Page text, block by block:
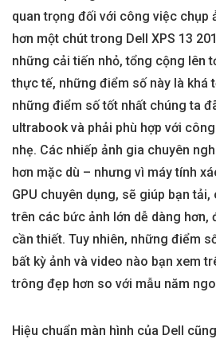
quan trọng đối với công việc chụp
hơn một chút trong Dell XPS 13
những cải tiến nhỏ, tổng cộng lên
thực tế, những điểm số này là khá
những điểm số tốt nhất chúng ta
ultrabook và phải phù hợp với
nhẹ. Các nhiếp ảnh gia chuyên
hơn mặc dù – nhưng vì máy tính
GPU chuyên dụng, sẽ giúp bạn
trên các bức ảnh lớn dễ dàng hơn,
cần thiết. Tuy nhiên, những điểm
bất kỳ ảnh và video nào bạn xem
trông đẹp hơn so với mẫu năm
Hiệu chuẩn màn hình của Dell